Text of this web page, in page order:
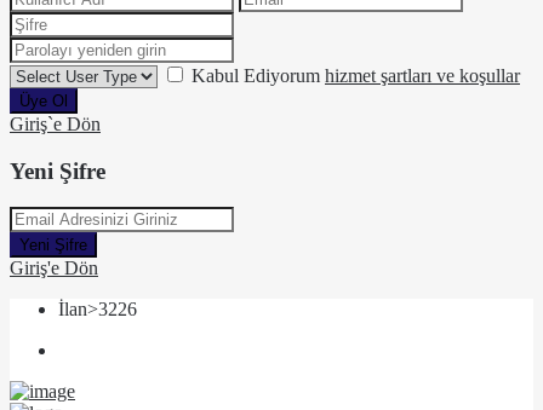
Kabul Ediyorum hizmet şartları ve koşullar
Üye Ol
Giriş`e Dön
Yeni Şifre
Yeni Şifre
Giriş'e Dön
İlan>3226